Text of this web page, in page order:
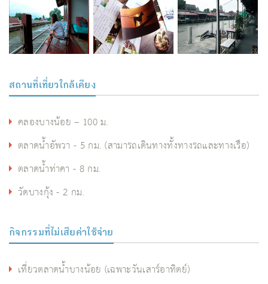
สถานที่เที่ยวใกล้เคียง
คลองบางน้อย – 100 ม.
ตลาดน้ำอัพวา - 5 กม. (สามารถเดินทางทั้งทางรถและทางเรือ)
ตลาดน้ำท่าคา - 8 กม.
วัดบางกุ้ง - 2 กม.
กิจกรรมที่ไม่เสียค่าใช้จ่าย
เที่ยวตลาดน้ำบางน้อย (เฉพาะวันเสาร์อาทิตย์)